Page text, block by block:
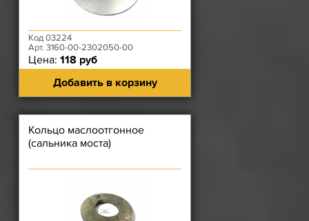
Код 03224
Арт. 3160-00-2302050-00
Цена: 118 руб
Добавить в корзину
Кольцо маслоотгонное
(сальника моста)